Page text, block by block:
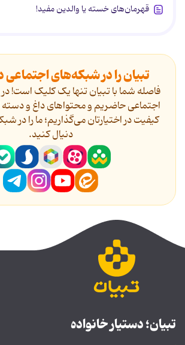
قهرمان‌های خسته یا والدین مفید!
تبیان را در شبکه‌های اجتماعی
فاصله شما با تبیان تنها یک کلیک است!
اجتماعی حاضریم و محتواهای داغ و دسته
کیفیت در اختیارتان می‌گذاریم؛ ما را در
دنیال کنید.
تبیان؛ دستیار خانواده